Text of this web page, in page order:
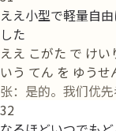
ええ小型で軽量自
した
ええ こがた で け
いう てん を ゆうせ
张：是的。我们优
32